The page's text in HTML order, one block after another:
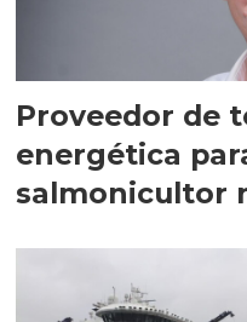
Proveedor de
energética
salmonicultor